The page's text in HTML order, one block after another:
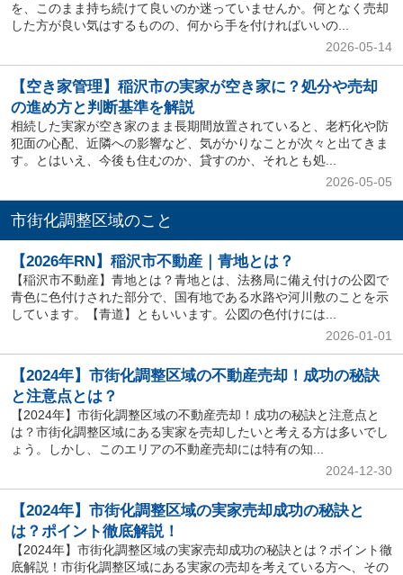
を、このまま持ち続けて良いのか迷っていませんか。何となく売却
した方が良い気はするものの、何から手を付ければいいの...
2026-05-14
【空き家管理】稲沢市の実家が空き家に？処分や売却
の進め方と判断基準を解説
相続した実家が空き家のまま長期間放置されていると、老朽化や防
犯面の心配、近隣への影響など、気がかりなことが次々と出てきま
す。とはいえ、今後も住むのか、貸すのか、それとも処...
2026-05-05
市街化調整区域のこと
【2026年RN】稲沢市不動産｜青地とは？
【稲沢市不動産】青地とは？青地とは、法務局に備え付けの公図で
青色に色付けされた部分で、国有地である水路や河川敷のことを示
しています。【青道】ともいいます。公図の色付けには...
2026-01-01
【2024年】市街化調整区域の不動産売却！成功の秘訣
と注意点とは？
【2024年】市街化調整区域の不動産売却！成功の秘訣と注意点と
は？市街化調整区域にある実家を売却したいと考える方は多いでし
ょう。しかし、このエリアの不動産売却には特有の知...
2024-12-30
【2024年】市街化調整区域の実家売却成功の秘訣と
は？ポイント徹底解説！
【2024年】市街化調整区域の実家売却成功の秘訣とは？ポイント徹
底解説！市街化調整区域にある実家の売却を考えている方へ、その